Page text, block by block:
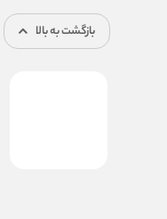
بازگشت به بالا